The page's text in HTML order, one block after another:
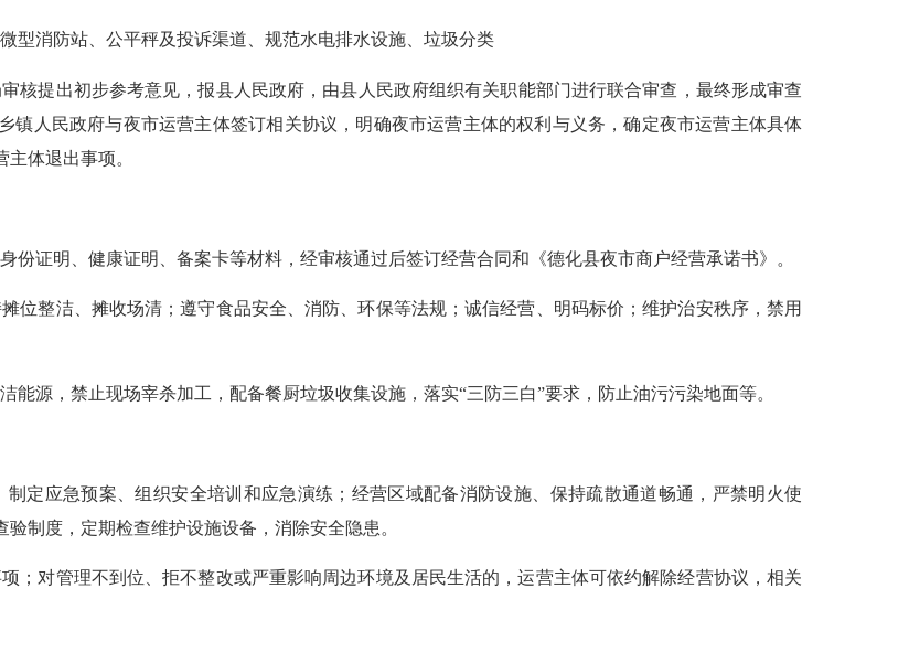
型消防站、公平秤及投诉渠道、规范水电排水设施、垃圾分类
核提出初步参考意见，报县人民政府 ，由县人民政府组织有关职能部门进行联合审查， 最终形成审查
镇人民政府与夜市运营主体签订相关协议，明确夜市运营主体的权利与义务，确定夜市运营主体具体
体退出事项。
份证明、健康证明、备案卡等材料，经审核通过后签订经营合同和《德化县夜市商户经营承诺书》。
位整洁、摊收场清；遵守食品安全、消防、环保等法规；诚信经营、明码标价；维护治安秩序，禁用
源，禁止现场宰杀加工，配备餐厨垃圾收集设施，落实“三防三白”要求，防止油污污染地面等。
定应急预案、组织安全培训和应急演练；经营区域配备消防设施、保持疏散通道畅通，严禁明火使
制度，定期检查维护设施设备，消除安全隐患。
；对管理不到位、拒不整改或严重影响周边环境及居民生活的，运营主体可依约解除经营协议，相关